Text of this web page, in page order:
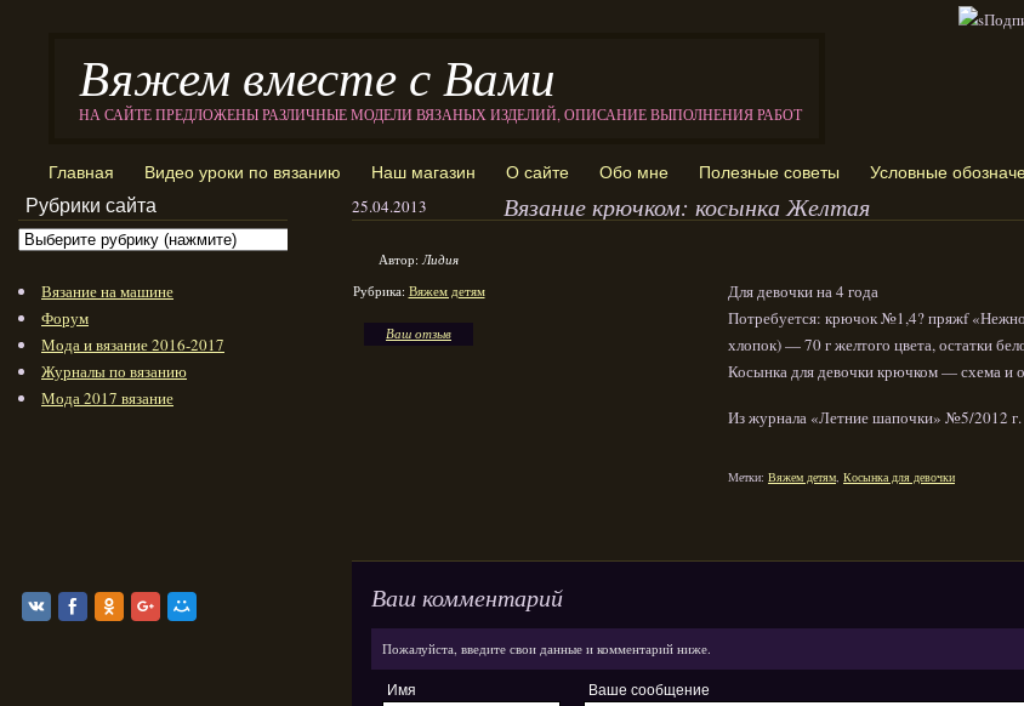
Вяжем вместе с Вами
НА САЙТЕ ПРЕДЛОЖЕНЫ РАЗЛИЧНЫЕ МОДЕЛИ ВЯЗАНЫХ ИЗДЕЛИЙ, ОПИСАНИЕ ВЫПОЛНЕНИЯ РАБОТ
Главная Видео уроки по вязанию Наш магазин О сайте Обо мне Полезные советы Условные
25.04.2013 Вязание крючком: косынка Желтая
Автор:Лидия
Рубрика: Вяжем детям
Ваш отзыв
Для девочки на 4 года
Потребуется: крючoк №1,4? пряжf
хлопок) — 70 г желтого цвета, остатки
Косынка для девочки крючком — схема и
Из журнала «Летние шапочки» №5/2012 г.
Метки: Вяжем детям Косынка для девочки
Ваш комментарий
Пожалуйста, введите свои данные и комментарий ниже.
Имя Ваше сообщение
Рубрики сайта
Вязание на машине
Форум
Мода и вязание 2016-2017
Журналы по вязанию
Мода 2017 вязание